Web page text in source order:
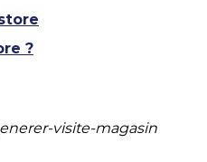
?
visite-magasin